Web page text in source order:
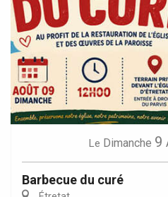
Le Dimanche 9
Barbecue du curé